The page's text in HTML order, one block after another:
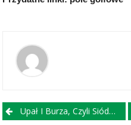
Post navigation
Upał I Burza, Czyli Siódma Eliminacja Za Nami.